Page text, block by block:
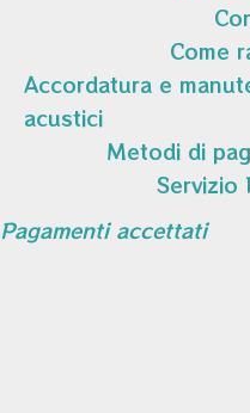
Come
Accordatura e
acustici
Metodi di
Servizio
Pagamenti accettati